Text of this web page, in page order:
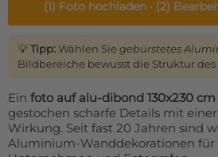
(1) Foto hochladen · (2)
💡Tipp:Wählen Sie gebürstetes
Bildbereiche bewusst die Struktur des
Ein foto auf alu-dibond 130x230 cm
gestochen scharfe Details mit
Wirkung. Seit fast 20 Jahren sind
Aluminium-Wanddekorationen für